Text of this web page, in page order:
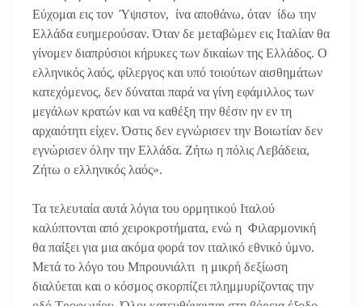
Εύχομαι εις τον Ύψιστον, ίνα αποθάνω, όταν ίδω την
Ελλάδα ευημερούσαν. Όταν δε μεταβώμεν εις Ιταλίαν θα
γίνομεν διαπρύσιοι κήρυκες των δικαίων της Ελλάδος. Ο
ελληνικός λαός, φίλεργος και υπό τοιούτων αισθημάτων
κατεχόμενος, δεν δύναται παρά να γίνη εφάμιλλος των
μεγάλων κρατών και να καθέξη την θέσιν ην εν τη
αρχαιότητι είχεν. Όστις δεν εγνώρισεν την Βοιωτίαν δεν
εγνώρισεν όλην την Ελλάδα. Ζήτω η πόλις Λεβάδεια,
Ζήτω ο ελληνικός λαός».
Τα τελευταία αυτά λόγια του ορμητικού Ιταλού
καλύπτονται από χειροκροτήματα, ενώ η Φιλαρμονική
θα παίξει για μια ακόμα φορά τον ιταλικό εθνικό ύμνο.
Μετά το λόγο του Μπρουνιάλτι η μικρή δεξίωση
διαλύεται και ο κόσμος σκορπίζει πλημμυρίζοντας την